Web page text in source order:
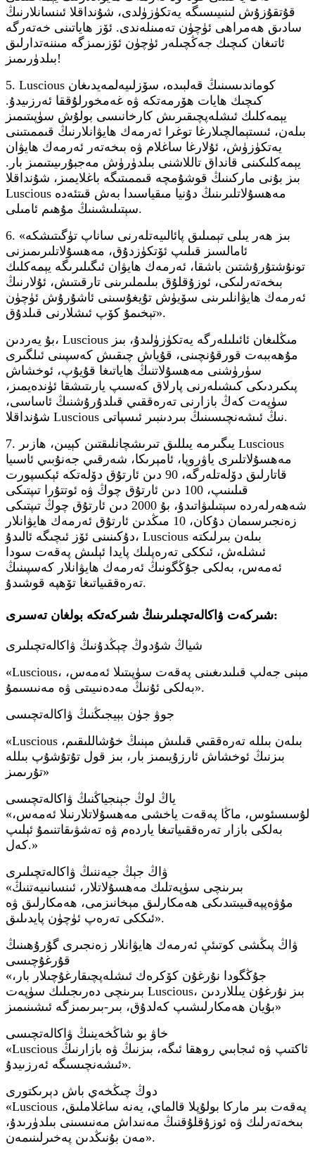
قۇتقۇزۇش لىنىيىسىگە يەتكۈزۈلدى، شۇنداقلا ئىنسانلارنىڭ
سادىق ھەمراھى ئۈچۈن تەمىنلەندى. ئۆز ھاياتىنى خەتەرگە
ئاتىغان كىچىك جەڭچىلەر ئۈچۈن ئۆزىمىزگە مىننەتدارلىق
بىلدۈرىمىز!
5. Luscious كوماندىسىنىڭ قەلبىدە، سۆزلىيەلمەيدىغان
كىچىك ھايات ھۆرمەتكە ۋە غەمخورلۇققا ئەرزىيدۇ.
يېمەكلىك ئىشلەپچىقىرىش كارخانىسى بولۇش سۈپىتىمىز
بىلەن، ئىستېمالچىلارغا توغرا ئەرمەك ھايۋانلارنىڭ قىممىتىنى
يەتكۈزۈش، ئۇلارغا ساغلام ۋە بىخەتەر ئەرمەك ھايۋان
يېمەكلىكىنى قانداق تاللاشنى بىلدۈرۈش مەجبۇرىيىتىمىز بار.
بىز بۇنى ماركىنىڭ قوشۇمچە قىممىتىگە باغلايمىز، شۇنداقلا
Luscious مەھسۇلاتلىرىنىڭ دۇنيا مىقياسىدا بەش قىتئەدە
سېتىلىشىنىڭ مۇھىم ئامىلى.
6. «بىز ھەر يىلى تېمىلىق پائالىيەتلەرنى ساناپ تۈگىتىشكە
ئامالسىز قىلىپ ئۆتكۈزدۇق، مەھسۇلاتلىرىمىزنى
تونۇشتۇرۇشتىن باشقا، ئەرمەك ھايۋان ئىگىلىرىگە يېمەكلىك
بىخەتەرلىكى، ئوزۇقلۇق بىلىملىرىنى تارقىتىش، ئۇلارنىڭ
ئەرمەك ھايۋانلىرىنى سۆيۈش تۇيغۇسىنى ئاشۇرۇش ئۈچۈن
تېخىمۇ كۆپ ئىشلارنى قىلدۇق».
بۇ يەردىن، Luscious مىڭلىغان ئائىلىلەرگە يەتكۈزۈلىدۇ، بىز
مۇھەببەت قورقۇنچىنى، قۇياش چىقىش كەسپىنى ئىلگىرى
سۈرۈشنى مەھسۇلاتنىڭ ھاياتىغا قۇيۇپ، ئوخشاش
پىكىردىكى كىشىلەرنى پارلاق كەسىپ يارىتىشقا ئۈندەيمىز،
سۈپەت كەڭ بازارنى تەرەققىي قىلدۇرۇشنىڭ ئاساسى،
شۇنداقلا Luscious نىڭ ئىشەنچىسىنىڭ بىردىنبىر ئىسپاتى.
7. يىگىرمە يىللىق تىرىشچانلىقتىن كېيىن، ھازىر Luscious
مەھسۇلاتلىرى ياۋروپا، ئامېرىكا، شەرقىي جەنۇبىي ئاسىيا
قاتارلىق دۆلەتلەرگە، 90 دىن ئارتۇق دۆلەتكە ئېكسپورت
قىلىنىپ، 100 دىن ئارتۇق چوڭ ۋە ئوتتۇرا تىپتىكى
شەھەرلەردە سېتىلىۋاتىدۇ، بۇ 2000 دىن ئارتۇق چوڭ تىپتىكى
زەنجىرسىمان دۇكان، 10 مىڭدىن ئارتۇق ئەرمەك ھايۋانلار
دۇكىنىنى ئۆز ئىچىگە ئالىدۇ، Luscious بىلەن بىرلىكتە
ئىشلەش، ئىككى تەرەپلىك پايدا ئېلىش پەقەت سودا
ئەمەس، بەلكى جۇڭگونىڭ ئەرمەك ھايۋانلار كەسپىنىڭ
تەرەققىياتىغا تۆھپە قوشىدۇ.
شىركەت ۋاكالەتچىلىرىنىڭ شىركەتكە بولغان تەسىرى:
شياڭ شۇدوڭ چېڭدۇنىڭ ۋاكالەتچىلىرى
«Luscious، مېنى جەلپ قىلىدىغىنى پەقەت سۈپىتىلا ئەمەس،
بەلكى ئۇنىڭ مەدەنىيىتى ۋە مەنىسىمۇ».
جوۋ جۈن بېيجىڭنىڭ ۋاكالەتچىسى
«Luscious بىلەن بىللە تەرەققىي قىلىش مېنىڭ خۇشاللىقىم،
بىزنىڭ ئوخشاش ئارزۇيىمىز بار، بىز قول تۇتۇشۇپ بىللە
تۇرىمىز»
ياڭ لوڭ جېنجياڭنىڭ ۋاكالەتچىسى
«لۇسسىئوس، ماڭا پەقەت ياخشى مەھسۇلاتلارنىلا ئەمەس،
بەلكى بازار تەرەققىياتىغا ياردەم ۋە تەشۋىقاتنىمۇ ئېلىپ
كەل.»
ۋاڭ جېڭ جيەننىڭ ۋاكالەتچىلىرى
«بىرىنچى سۈپەتلىك مەھسۇلاتلار، ئىنسانىيەتنىڭ
مۇۋەپپەقىيىتىدىكى ھەمكارلىق مېخانىزمى، ھەمكارلىق ۋە
ئىككى تەرەپ ئۈچۈن پايدىلىق».
ۋاڭ پىڭشى كوتىئې ئەرمەك ھايۋانلار زەنجىرى گۇرۇھىنىڭ
قۇرغۇچىسى
«جۇڭگودا نۇرغۇن كۆكرەك ئىشلەپچىقارغۇچىلار بار،
بىرىنچى دەرىجىلىك سۈپەت Luscious، بىز نۇرغۇن يىللاردىن
بۇيان ھەمكارلىشىپ كەلدۇق، بىر-بىرىمىزگە ئىشىنىمىز»
خاۋ بو شاڭخەينىڭ ۋاكالەتچىسى
«Luscious ئاكتىپ ۋە ئىجابىي روھقا ئىگە، بىزنىڭ ۋە بازارنىڭ
ئىشەنچىسىگە ئەرزىيدۇ».
دوڭ چىڭخەي باش دېرىكتورى
«Luscious پەقەت بىر ماركا بولۇپلا قالماي، يەنە ساغلاملىق،
بىخەتەرلىك ۋە ئوزۇقلۇقنىڭ مەنىداش مەنىسىنى بىلدۈرىدۇ،
مەن بۇنىڭدىن پەخىرلىنىمەن».